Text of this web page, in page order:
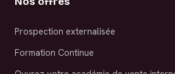
Prospection externalisée
Formation Continue